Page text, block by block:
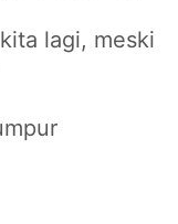
lagi, meski